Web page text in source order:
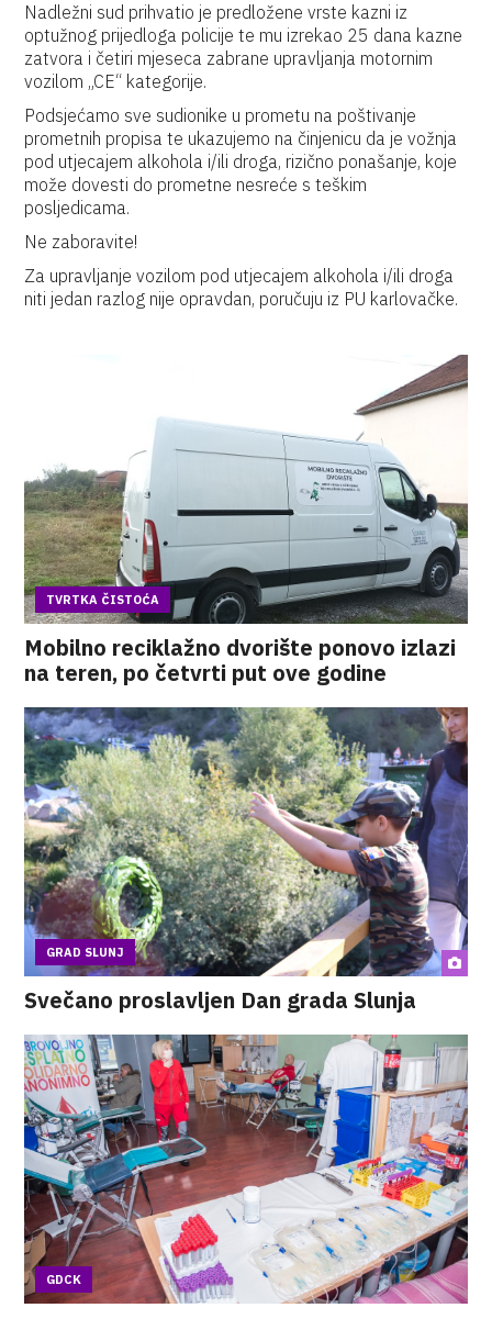
Nadležni sud prihvatio je predložene vrste kazni iz
optužnog prijedloga policije te mu izrekao 25 dana kazne
zatvora i četiri mjeseca zabrane upravljanja motornim
vozilom „CE“ kategorije.
Podsjećamo sve sudionike u prometu na poštivanje
prometnih propisa te ukazujemo na činjenicu da je vožnja
pod utjecajem alkohola i/ili droga, rizično ponašanje, koje
može dovesti do prometne nesreće s teškim
posljedicama.
Ne zaboravite!
Za upravljanje vozilom pod utjecajem alkohola i/ili droga
niti jedan razlog nije opravdan, poručuju iz PU karlovačke.
TVRTKA ČISTOĆA
Mobilno reciklažno dvorište ponovo izlazi
na teren, po četvrti put ove godine
GRAD SLUNJ
Svečano proslavljen Dan grada Slunja
GDCK